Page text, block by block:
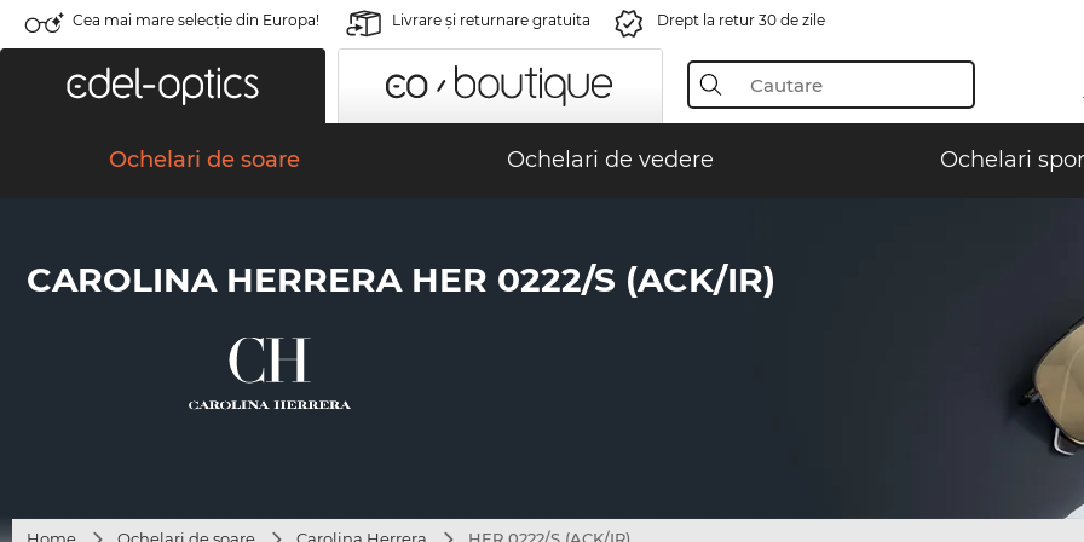
Cea mai mare selecție din Europa! Livrare şi returnare gratuita Drept la retur 30 de zile
Ochelari de soare Ochelari de vedere Ochelari
CAROLINA HERRERA HER 0222/S (ACK/IR)